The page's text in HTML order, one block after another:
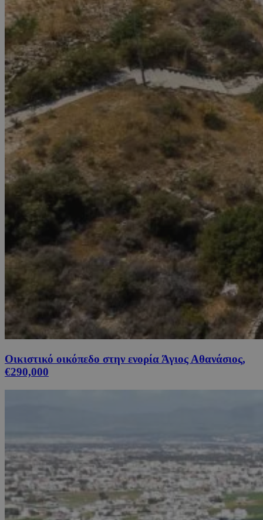
Οικιστικό οικόπεδο στην ενορία Άγιος Αθανάσιος,
€290,000